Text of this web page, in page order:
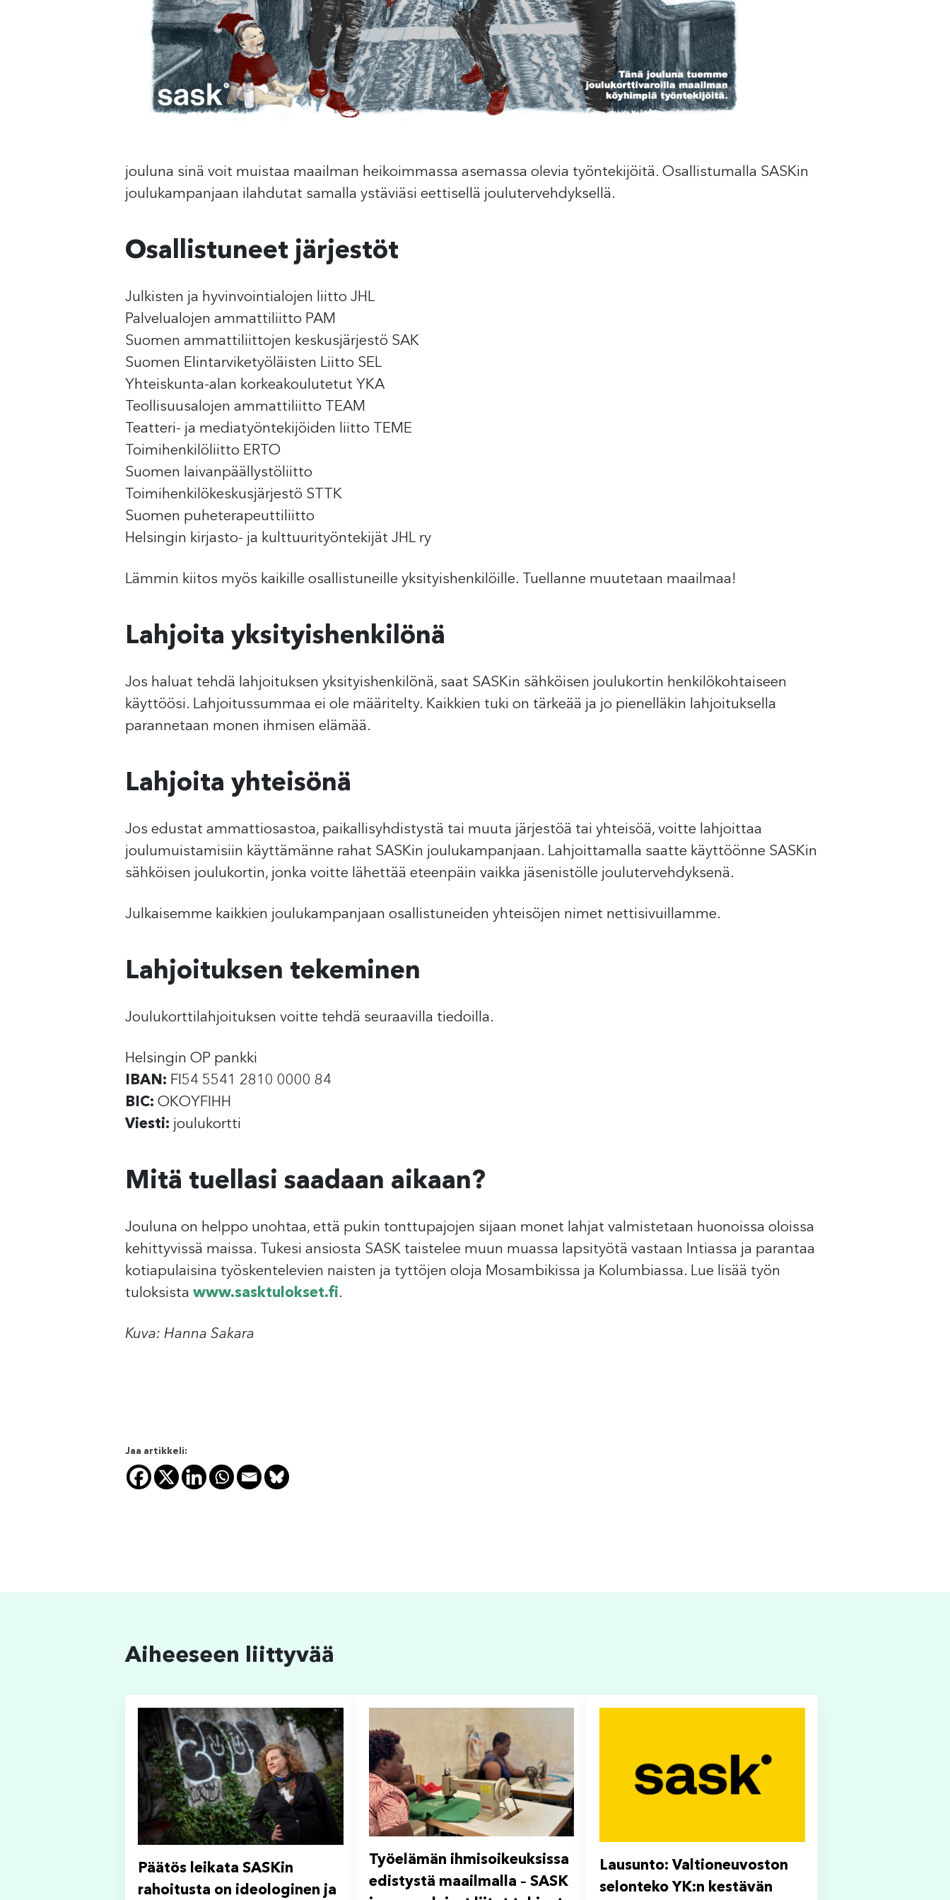
jouluna sinä voit muistaa maailman heikoimmassa asemassa olevia työntekijöitä. Osallistumalla SASKin
joulukampanjaan ilahdutat samalla ystäviäsi eettisellä joulutervehdyksellä.
Osallistuneet järjestöt
Julkisten ja hyvinvointialojen liitto JHL
Palvelualojen ammattiliitto PAM
Suomen ammattiliittojen keskusjärjestö SAK
Suomen Elintarviketyöläisten Liitto SEL
Yhteiskunta-alan korkeakoulutetut YKA
Teollisuusalojen ammattiliitto TEAM
Teatteri- ja mediatyöntekijöiden liitto TEME
Toimihenkilöliitto ERTO
Suomen laivanpäällystöliitto
Toimihenkilökeskusjärjestö STTK
Suomen puheterapeuttiliitto
Helsingin kirjasto- ja kulttuurityöntekijät JHL ry
Lämmin kiitos myös kaikille osallistuneille yksityishenkilöille. Tuellanne muutetaan maailmaa!
Lahjoita yksityishenkilönä
Jos haluat tehdä lahjoituksen yksityishenkilönä, saat SASKin sähköisen joulukortin henkilökohtaiseen
käyttöösi. Lahjoitussummaa ei ole määritelty. Kaikkien tuki on tärkeää ja jo pienelläkin lahjoituksella
parannetaan monen ihmisen elämää.
Lahjoita yhteisönä
Jos edustat ammattiosastoa, paikallisyhdistystä tai muuta järjestöä tai yhteisöä, voitte lahjoittaa
joulumuistamisiin käyttämänne rahat SASKin joulukampanjaan. Lahjoittamalla saatte käyttöönne SASKin
sähköisen joulukortin, jonka voitte lähettää eteenpäin vaikka jäsenistölle joulutervehdyksenä.
Julkaisemme kaikkien joulukampanjaan osallistuneiden yhteisöjen nimet nettisivuillamme.
Lahjoituksen tekeminen
Joulukorttilahjoituksen voitte tehdä seuraavilla tiedoilla.
Helsingin OP pankki
IBAN: FI54 5541 2810 0000 84
BIC: OKOYFIHH
Viesti: joulukortti
Mitä tuellasi saadaan aikaan?
Jouluna on helppo unohtaa, että pukin tonttupajojen sijaan monet lahjat valmistetaan huonoissa oloissa
kehittyvissä maissa. Tukesi ansiosta SASK taistelee muun muassa lapsityötä vastaan Intiassa ja parantaa
kotiapulaisina työskentelevien naisten ja tyttöjen oloja Mosambikissa ja Kolumbiassa. Lue lisää työn
tuloksista www.sasktulokset.fi.
Kuva: Hanna Sakara
Jaa artikkeli:
Aiheeseen liittyvää
Päätös leikata SASKin
rahoitusta on ideologinen ja
Työelämän ihmisoikeuksissa
edistystä maailmalla – SASK
Lausunto: Valtioneuvoston
selonteko YK:n kestävän